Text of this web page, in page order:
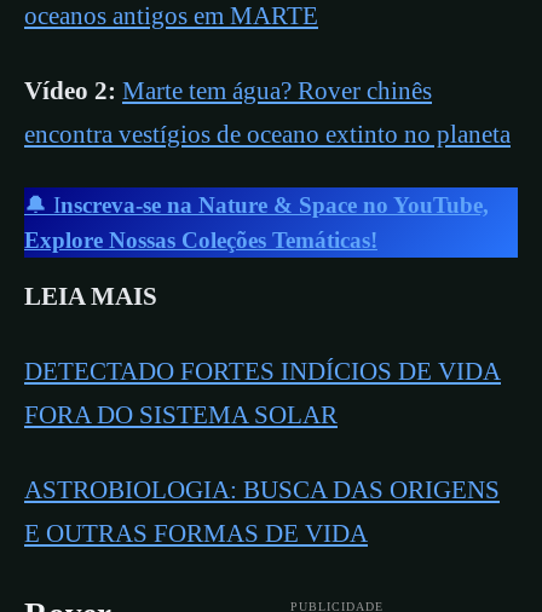
oceanos antigos em MARTE
Vídeo 2: Marte tem água? Rover chinês
encontra vestígios de oceano extinto no planeta
🔔 Inscreva-se na Nature & Space no YouTube,
Explore Nossas Coleções Temáticas!
LEIA MAIS
DETECTADO FORTES INDÍCIOS DE VIDA
FORA DO SISTEMA SOLAR
ASTROBIOLOGIA: BUSCA DAS ORIGENS
E OUTRAS FORMAS DE VIDA
PUBLICIDADE